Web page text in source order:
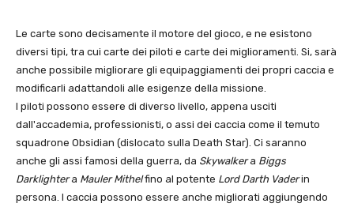
Le carte sono decisamente il motore del gioco, e ne esistono
diversi tipi, tra cui carte dei piloti e carte dei miglioramenti. Si, sarà
anche possibile migliorare gli equipaggiamenti dei propri caccia e
modificarli adattandoli alle esigenze della missione.
I piloti possono essere di diverso livello, appena usciti
dall'accademia, professionisti, o assi dei caccia come il temuto
squadrone Obsidian (dislocato sulla Death Star). Ci saranno
anche gli assi famosi della guerra, da Skywalkera Biggs
Darklightera Mauler Mithelfino al potente Lord Darth Vaderin
persona. I caccia possono essere anche migliorati aggiungendo